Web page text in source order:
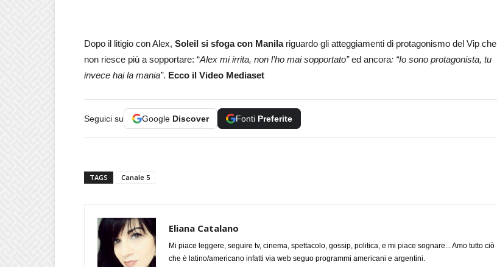
Dopo il litigio con Alex, Soleil si sfoga con Manilariguardo gli atteggiamenti di protagonismo del Vip che
non riesce più a sopportare: “Alex mi irrita, non l’ho mai sopportato”ed ancora: “Io sono protagonista, tu
invece hai la mania”. Ecco il Video Mediaset
Seguici su Google Discover Fonti Preferite
TAGS Canale 5
Eliana Catalano
Mi piace leggere, seguire tv, cinema, spettacolo, gossip, politica, e mi piace sognare... Amo tutto ciò
che è latino/americano infatti via web seguo programmi americani e argentini.